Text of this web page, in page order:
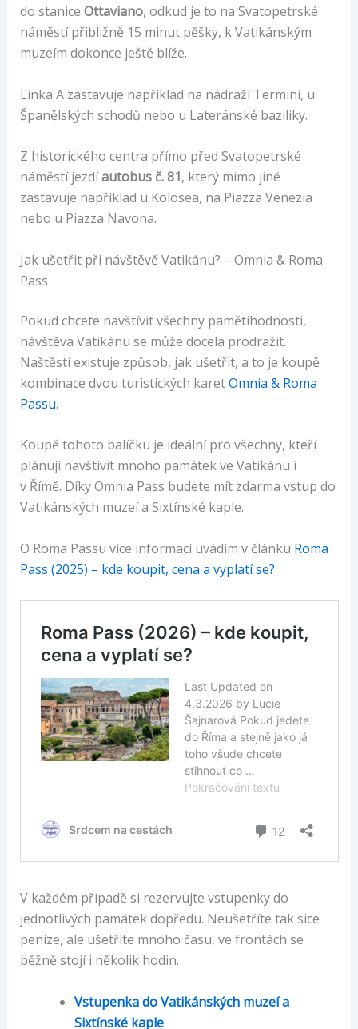
do stanice Ottaviano, odkud je to na Svatopetrské
náměstí přibližně 15 minut pěšky, k Vatikánským
muzeím dokonce ještě blíže.
Linka A zastavuje například na nádraží Termini, u
Španělských schodů nebo u Lateránské baziliky.
Z historického centra přímo před Svatopetrské
náměstí jezdíautobus č. 81, který mimo jiné
zastavuje například u Kolosea, na Piazza Venezia
nebo u Piazza Navona.
Jak ušetřit při návštěvě Vatikánu? – Omnia & Roma
Pass
Pokud chcete navštívit všechny pamětihodnosti,
návštěva Vatikánu se může docela prodražit.
Naštěstí existuje způsob, jak ušetřit, a to je koupě
kombinace dvou turistických karetOmnia & Roma
Passu.
Koupě tohoto balíčku je ideální pro všechny, kteří
plánují navštívit mnoho památek ve Vatikánu i
v Římě. Díky Omnia Pass budete mít zdarma vstup do
Vatikánských muzeí a Sixtínské kaple.
O Roma Passu více informací uvádím v článku Roma
Pass (2025) – kde koupit, cena a vyplatí se?
V každém případě si rezervujte vstupenky do
jednotlivých památek dopředu. Neušetříte tak sice
peníze, ale ušetříte mnoho času, ve frontách se
běžně stojí i několik hodin.
Vstupenka do Vatikánských muzeí a
Sixtínské kaple